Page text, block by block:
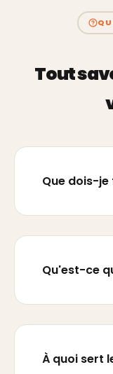
Tout
Que dois-
Qu'est-ce
À quoi sert